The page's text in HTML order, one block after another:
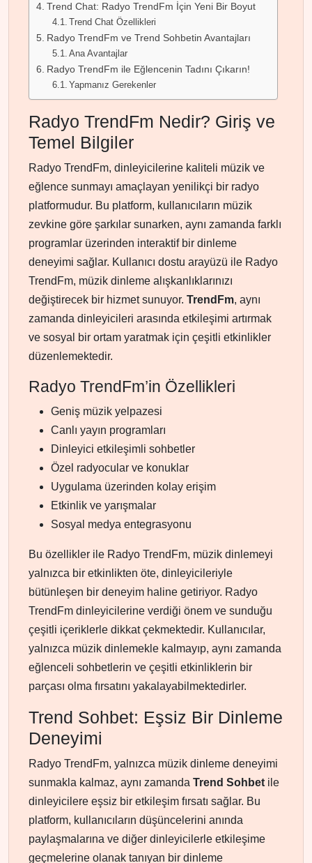
Trend Chat: Radyo TrendFm İçin Yeni Bir Boyut
Trend Chat Özellikleri
Radyo TrendFm ve Trend Sohbetin Avantajları
Ana Avantajlar
Radyo TrendFm ile Eğlencenin Tadını Çıkarın!
Yapmanız Gerekenler
Radyo TrendFm Nedir? Giriş ve
Temel Bilgiler
Radyo TrendFm, dinleyicilerine kaliteli müzik ve
eğlence sunmayı amaçlayan yenilikçi bir radyo
platformudur. Bu platform, kullanıcıların müzik
zevkine göre şarkılar sunarken, aynı zamanda farklı
programlar üzerinden interaktif bir dinleme
deneyimi sağlar. Kullanıcı dostu arayüzü ile Radyo
TrendFm, müzik dinleme alışkanlıklarınızı
değiştirecek bir hizmet sunuyor. TrendFm, aynı
zamanda dinleyicileri arasında etkileşimi artırmak
ve sosyal bir ortam yaratmak için çeşitli etkinlikler
düzenlemektedir.
Radyo TrendFm’in Özellikleri
Geniş müzik yelpazesi
Canlı yayın programları
Dinleyici etkileşimli sohbetler
Özel radyocular ve konuklar
Uygulama üzerinden kolay erişim
Etkinlik ve yarışmalar
Sosyal medya entegrasyonu
Bu özellikler ile Radyo TrendFm, müzik dinlemeyi
yalnızca bir etkinlikten öte, dinleyicileriyle
bütünleşen bir deneyim haline getiriyor. Radyo
TrendFm dinleyicilerine verdiği önem ve sunduğu
çeşitli içeriklerle dikkat çekmektedir. Kullanıcılar,
yalnızca müzik dinlemekle kalmayıp, aynı zamanda
eğlenceli sohbetlerin ve çeşitli etkinliklerin bir
parçası olma fırsatını yakalayabilmektedirler.
Trend Sohbet: Eşsiz Bir Dinleme
Deneyimi
Radyo TrendFm, yalnızca müzik dinleme deneyimi
sunmakla kalmaz, aynı zamanda Trend Sohbet ile
dinleyicilere eşsiz bir etkileşim fırsatı sağlar. Bu
platform, kullanıcıların düşüncelerini anında
paylaşmalarına ve diğer dinleyicilerle etkileşime
geçmelerine olanak tanıyan bir dinleme